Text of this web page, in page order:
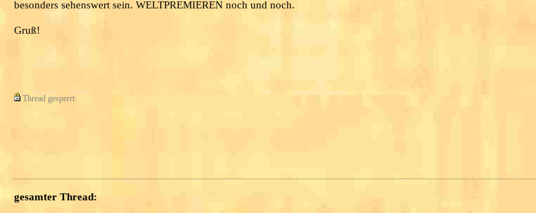
besonders sehenswert sein. WELTPREMIEREN noch und noch.
Gruß!
Thread gesperrt
gesamter Thread: